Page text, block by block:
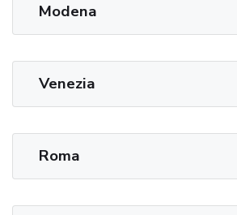
Modena
Venezia
Roma